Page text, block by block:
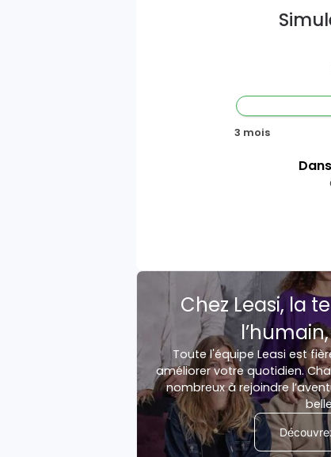
3 mois
Dans
Chez Leasi, la
Toute l'équipe Leasi est
améliorer votre quotidien.
nombreux à rejoindre